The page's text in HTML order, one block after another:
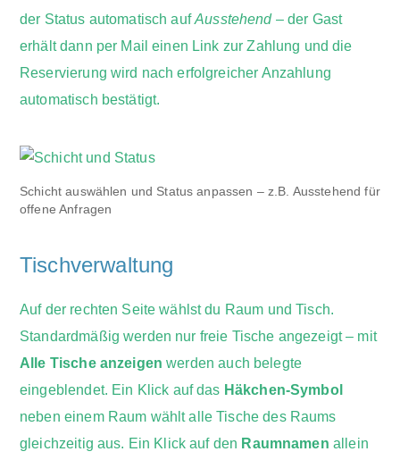
der Status automatisch aufAusstehend– der Gast
erhält dann per Mail einen Link zur Zahlung und die
Reservierung wird nach erfolgreicher Anzahlung
automatisch bestätigt.
Schicht auswählen und Status anpassen – z.B. Ausstehend für
offene Anfragen
Tischverwaltung
Auf der rechten Seite wählst du Raum und Tisch.
Standardmäßig werden nur freie Tische angezeigt – mit
Alle Tische anzeigen werden auch belegte
eingeblendet. Ein Klick auf das Häkchen-Symbol
neben einem Raum wählt alle Tische des Raums
gleichzeitig aus. Ein Klick auf den Raumnamen allein